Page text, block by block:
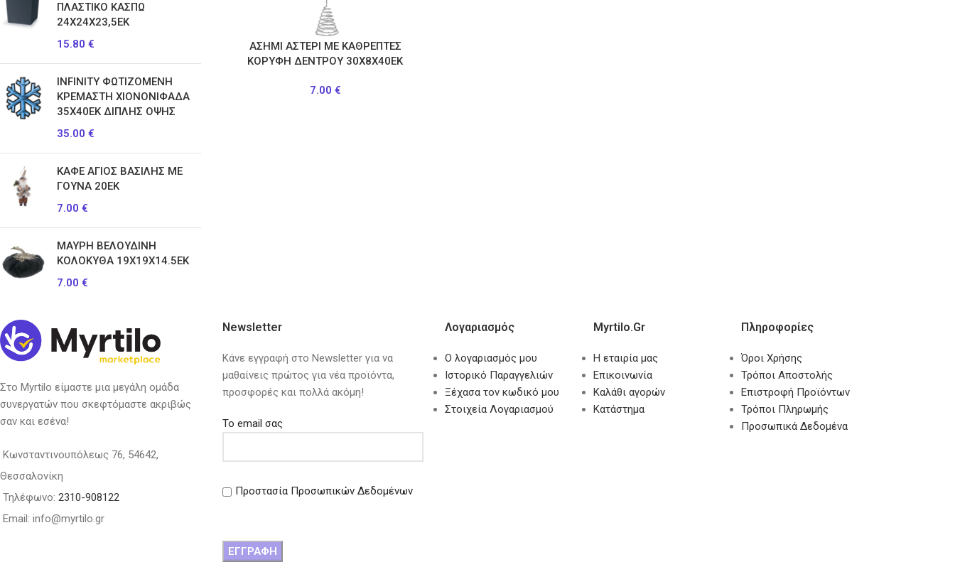
ΠΛΑΣΤΙΚΟ ΚΑΣΠΩ
24Χ24Χ23,5ΕΚ
15.80 €
INFINITY ΦΩΤΙΖΟΜΕΝΗ
ΚΡΕΜΑΣΤΗ ΧΙΟΝΟΝΙΦΑΔΑ
35Χ40ΕΚ ΔΙΠΛΗΣ ΟΨΗΣ
35.00 €
ΚΑΦΕ ΑΓΙΟΣ ΒΑΣΙΛΗΣ ΜΕ
ΓΟΥΝΑ 20ΕΚ
7.00 €
ΜΑΥΡΗ ΒΕΛΟΥΔΙΝΗ
ΚΟΛΟΚΥΘΑ 19Χ19Χ14.5ΕΚ
7.00 €
ΑΣΗΜΙ ΑΣΤΕΡΙ ΜΕ ΚΑΘΡΕΠΤΕΣ
ΚΟΡΥΦΗ ΔΕΝΤΡΟΥ 30Χ8Χ40ΕΚ
7.00 €
Στο Myrtilo είμαστε μια μεγάλη ομάδα
συνεργατών που σκεφτόμαστε ακριβώς
σαν και εσένα!
Κωνσταντινουπόλεως 76, 54642,
Θεσσαλονίκη
Τηλέφωνο: 2310-908122
Email: info@myrtilo.gr
Newsletter
Κάνε εγγραφή στο Newsletter για να
μαθαίνεις πρώτος για νέα προϊόντα,
προσφορές και πολλά ακόμη!
Το email σας
Προστασία Προσωπικών Δεδομένων
Λογαριασμός
Ο λογαριασμός μου
Ιστορικό Παραγγελιών
Ξέχασα τον κωδικό μου
Στοιχεία Λογαριασμού
Myrtilo.gr
Η εταιρία μας
Επικοινωνία
Καλάθι αγορών
Κατάστημα
Πληροφορίες
Όροι Χρήσης
Τρόποι Αποστολής
Επιστροφή Προϊόντων
Τρόποι Πληρωμής
Προσωπικά Δεδομένα